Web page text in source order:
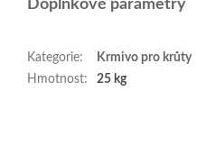
Doplňkové parametry
Kategorie:
Krmivo pro krůty
Hmotnost: 25 kg